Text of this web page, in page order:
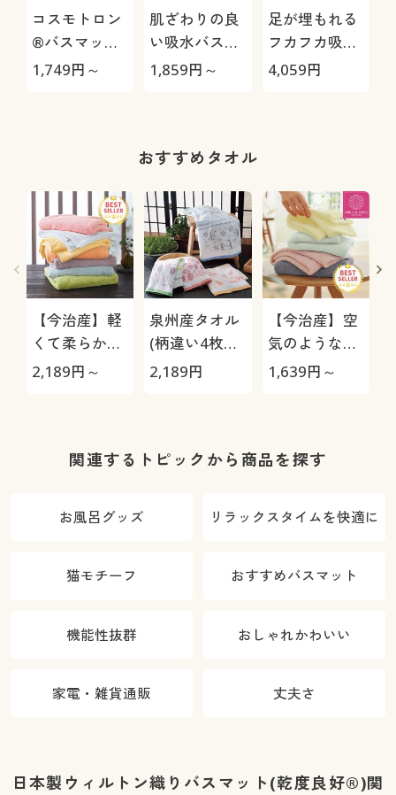
コスモトロン
®バスマット
(吸水・速乾)
1,749円～
肌ざわりの良
い吸水バスマ
ット(抗菌防
1,859円～
足が埋もれる
フカフカ吸水
バスマット(抗
4,059円
おすすめタオル
【今治産】軽
くて柔らかい
タオル(同色2
ものに
2,189円～
泉州産タオル
(柄違い4枚
組・軽くて使
2,189円
【今治産】空
気のようなタ
オル(無撚糸)
1,639円～
関連するトピックから商品を探す
お風呂グッズ リラックスタイムを快適に
猫モチーフ おすすめバスマット
機能性抜群 おしゃれかわいい
家電・雑貨通販 丈夫さ
日本製ウィルトン織りバスマット(乾度良好®)関